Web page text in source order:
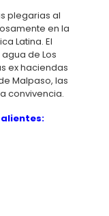
plegarias al
en la
Latina. El
de Los
ex haciendas
Malpaso, las
convivencia.